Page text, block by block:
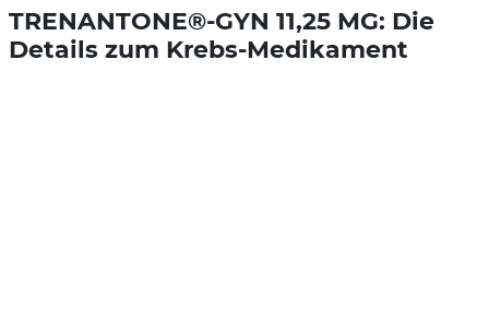
TRENANTONE®-GYN 11,25 MG: Die
Details zum Krebs-Medikament